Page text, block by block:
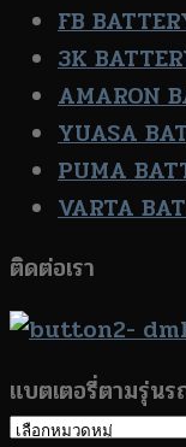
FB
3K
AMARON
YUASA
PUMA
VARTA
ติดต่อเรา
แบตเตอรี่ตามรุ่นร
แบตเตอรี่